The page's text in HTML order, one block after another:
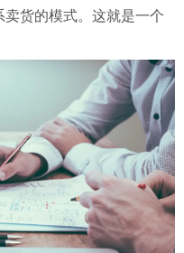
货的模式。这就是一个